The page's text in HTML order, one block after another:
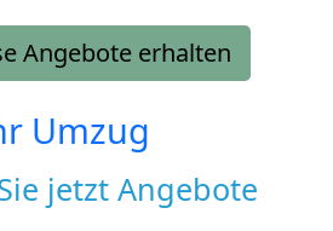
Angebote erhalten
Umzug
jetzt Angebote